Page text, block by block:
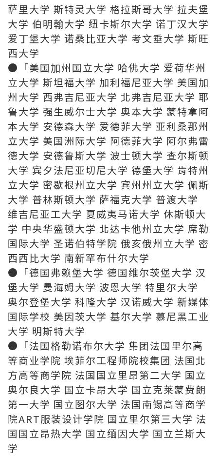
萨里大学 斯特灵大学 格拉斯哥大学 拉夫堡
大学 伯明翰大学 纽卡斯尔大学 诺丁汉大学
爱丁堡大学 诺桑比亚大学 考文垂大学 斯旺
西大学
●「美国加州国立大学 哈佛大学 爱荷华州
立大学 斯坦福大学 加利福尼亚大学 美国加
州大学 西弗吉尼亚大学 北弗吉尼亚大学 耶
鲁大学 强生威尔士大学 奥本大学 蒙特拿阿
本大学 安德森大学 爱德菲大学 亚利桑那州
立大学 美国洲际大学 阿德菲大学 阿尔弗雷
德大学 安德鲁斯大学 波士顿大学 查尔斯顿
大学 宾夕法尼亚切尼大学 德堡大学 肯特州
立大学 密歇根州立大学 宾州州立大学 佩斯
大学 普林斯顿大学 萨福克大学 普渡大学
维吉尼亚工大学 夏威夷马诺大学 休斯顿大
学 中央华盛顿大学 北达卡他州立大学 席勒
国际大学 圣诺伯特学院 俄亥俄州立大学 密
西西比大学 南新罕布什尔大学
●「德国弗赖堡大学 德国维尔茨堡大学 汉
堡大学 曼海姆大学 波恩大学 特里尔大学
奥尔登堡大学 科隆大学 汉诺威大学 新媒体
国际学校 美因茨大学 基尔大学 慕尼黑工业
大学 明斯特大学
●「法国格勒诺布尔大学 集团法国里尔高
等商业学院 埃菲尔工程师院校集团 法国北
方高等商学院 法国国立里昂第二大学 国立
奥尔良大学 国立卡昂大学 国立克莱蒙费朗
第一大学 国立图尔大学 法国南锡高等商学
院ART服装设计学院 国立里尔第三大学 法
国国立昂热大学 国立缅因大学 国立兰斯大
学